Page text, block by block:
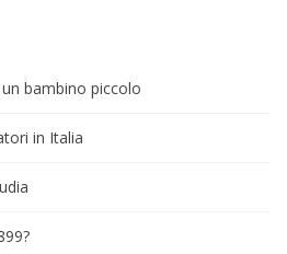
bambino piccolo
in Italia